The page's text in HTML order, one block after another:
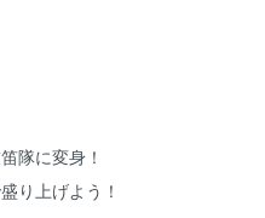
隊に変身！
り上げよう！